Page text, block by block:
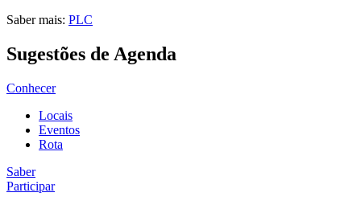
Saber mais: PLC
Sugestões de Agenda
Conhecer
Locais
Eventos
Rota
Saber
Participar